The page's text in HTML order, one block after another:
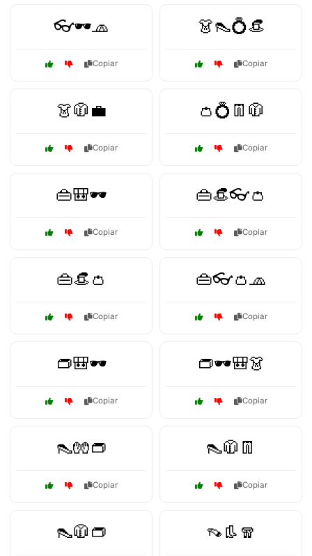
👓🕶️🧢
Copiar
👗👠💍👒
Copiar
👗🧥💼
Copiar
👛💍👖🧥
Copiar
👜🎒🕶️
Copiar
👜👒👓👛
Copiar
👜👒👛
Copiar
👜👓👛🧢
Copiar
👝🎒🕶️
Copiar
👝🕶️🎒👗
Copiar
👠🧤👝
Copiar
👠🧥👖
Copiar
👠🧥👝 👡👢🧣